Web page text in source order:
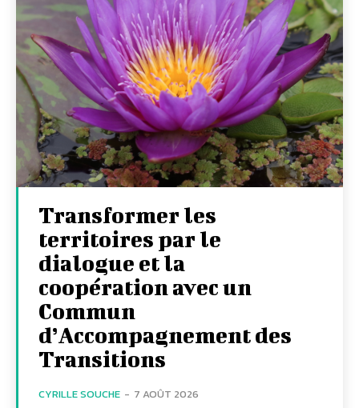
Transformer les
territoires par le
dialogue et la
coopération avec un
Commun
d’Accompagnement des
Transitions
CYRILLE SOUCHE - 7 AOÛT 2026